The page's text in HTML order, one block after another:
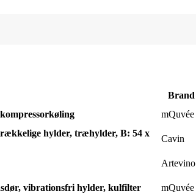
Brand
mQuvée
hylder, træhylder, B: 54 x
Cavin
Artevino
vibrationsfri hylder, kulfilter mQuvée